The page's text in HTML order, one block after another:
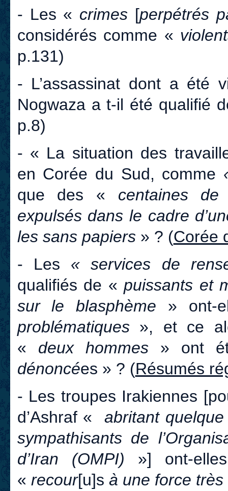
- Les « crimes [perpétrés
considérés comme «
p.131)
- L’assassinat dont a été
Nogwaza a t-il été qualifié
p.8)
- « La situation des
en Corée du Sud, comme
que des « centaines
expulsés dans le cadre
les sans papiers » ? (Corée
- Les « services de
qualifiés de «puissants et
sur le blasphème » ont-
problématiques », et ce
« deux hommes » ont
dénoncées » ? (Résumés
- Les troupes Irakiennes
d’Ashraf « abritant
sympathisants de
d’Iran (OMPI) »] ont-
« recour[u]s à une force